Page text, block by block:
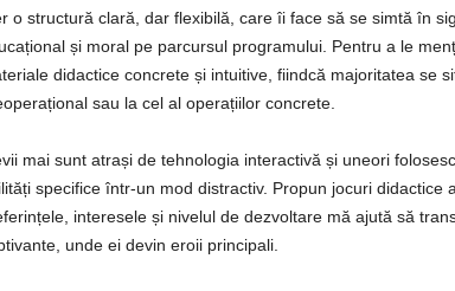
o structură clară, dar flexibilă, care îi face să se simtă în
și moral pe parcursul programului. Pentru a le
didactice concrete și intuitive, fiindcă majoritatea se
sau la cel al operațiilor concrete.
mai sunt atrași de tehnologia interactivă și uneori
specifice într-un mod distractiv. Propun jocuri didactice
interesele și nivelul de dezvoltare mă ajută să
unde ei devin eroii principali.